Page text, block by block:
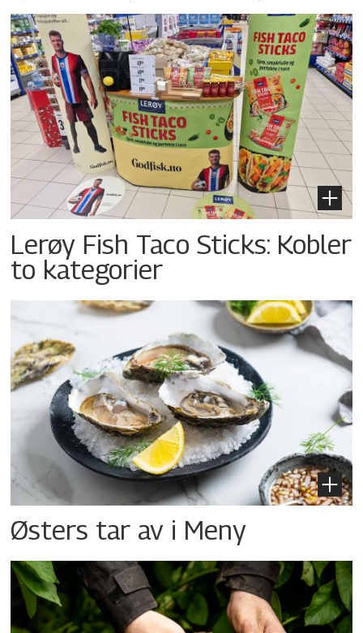
Lerøy Fish Taco Sticks: Kobler
to kategorier
Østers tar av i Meny